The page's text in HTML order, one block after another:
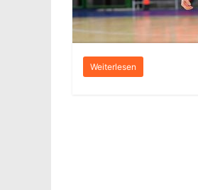
Weiterlesen